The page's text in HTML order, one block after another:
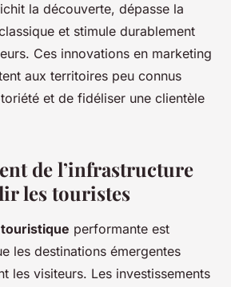
la découverte, dépasse la
et stimule durablement
Ces innovations en marketing
aux territoires peu connus
et de fidéliser une clientèle
de l’infrastructure
les touristes
performante est
les destinations émergentes
les visiteurs. Les investissements